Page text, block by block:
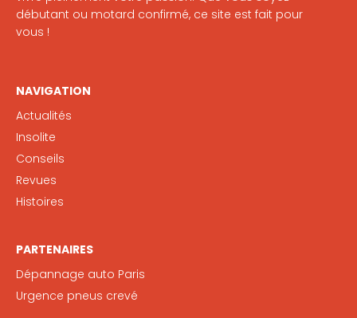
débutant ou motard confirmé, ce site est fait pour
vous !
NAVIGATION
Actualités
Insolite
Conseils
Revues
Histoires
PARTENAIRES
Dépannage auto Paris
Urgence pneus crevé